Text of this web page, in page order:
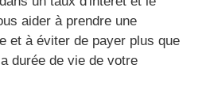
aider à prendre une
et à éviter de payer plus que
durée de vie de votre